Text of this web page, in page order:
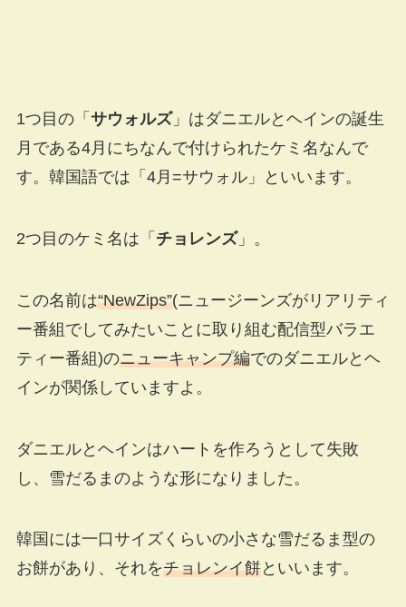
1つ目の「 サウォルズ」はダニエルとヘインの誕生
月である4月にちなんで付けられたケミ名なんで
す。韓国語では「4月=サウォル」といいます。
2つ目のケミ名は「 チョレンズ」。
この名前は“NewZips”(ニュージーンズがリアリティ
ー番組でしてみたいことに取り組む配信型バラエ
ティー番組)のニューキャンプ編でのダニエルとヘ
インが関係していますよ。
ダニエルとヘインはハートを作ろうとして失敗
し、雪だるまのような形になりました。
韓国には一口サイズくらいの小さな雪だるま型の
お餅があり、それをチョレンイ餅といいます。